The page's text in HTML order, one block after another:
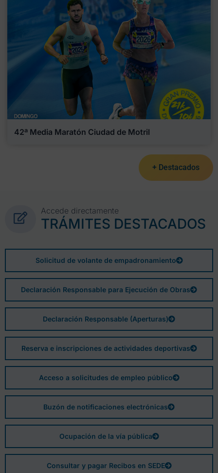
42ª Media Maratón Ciudad de Motril
+ Destacados
Accede directamente
TRÁMITES DESTACADOS
Solicitud de volante de empadronamiento
Declaración Responsable para Ejecución de Obras
Declaración Responsable (Aperturas)
Reserva e inscripciones de actividades deportivas
Acceso a solicitudes de empleo público
Buzón de notificaciones electrónicas
Ocupación de la vía pública
Consultar y pagar Recibos en SEDE